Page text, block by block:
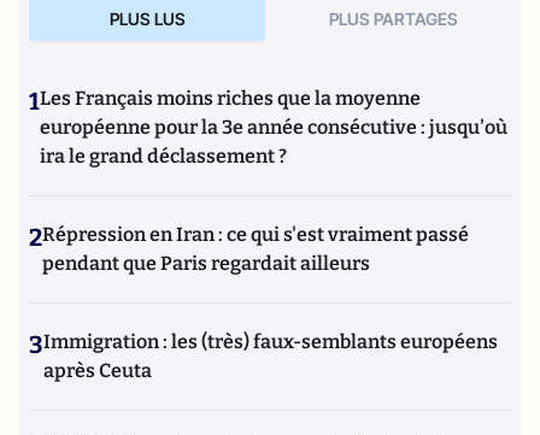
musulmans en France et dans le monde(Editions de
L'Artilleur).
PLUS LUS PLUS PARTAGES
1Les Français moins riches que la moyenne
européenne pour la 3e année consécutive : jusqu'où
ira le grand déclassement ?
2Répression en Iran : ce qui s'est vraiment passé
pendant que Paris regardait ailleurs
3Immigration : les (très) faux-semblants européens
après Ceuta